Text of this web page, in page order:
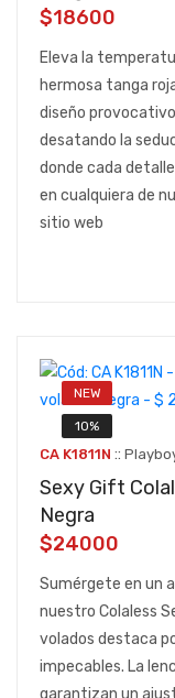
$18600
Eleva la
hermosa tanga
diseño
desatando la
donde cada
en cualquiera de
sitio web
NEW
10%
CA K1811N ::
Sexy Gift
Negra
$24000
Sumérgete en un
nuestro Colaless
volados destaca
impecables. La
garantizan un